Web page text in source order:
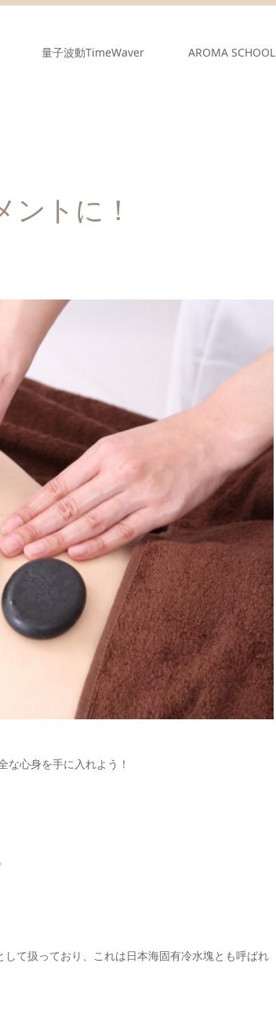
量子波動TimeWaver AROMA SCHOOL
ントに！
な心身を手に入れよう！
て扱っており、これは日本海固有冷水塊とも呼ばれ